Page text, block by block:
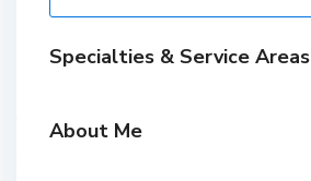
Specialties & Service Areas
About Me